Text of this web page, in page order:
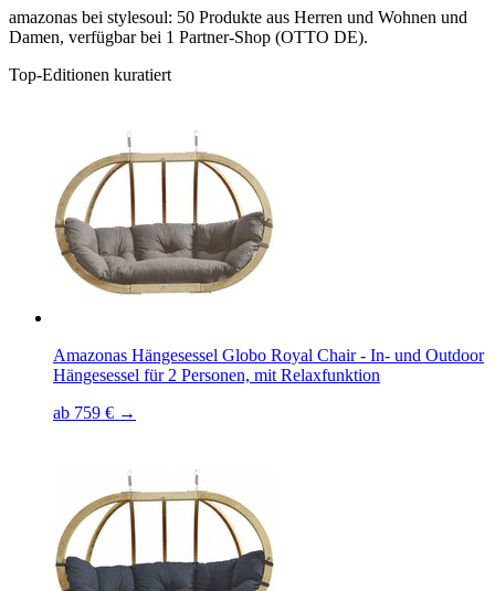
amazonas bei stylesoul: 50 Produkte aus Herren und Wohnen und
Damen, verfügbar bei 1 Partner-Shop (OTTO DE).
Top-Editionen kuratiert
Amazonas Hängesessel Globo Royal Chair - In- und Outdoor
Hängesessel für 2 Personen, mit Relaxfunktion
ab 759 € →